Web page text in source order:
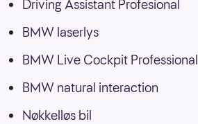
Driving Assistant Profesional
BMW laserlys
BMW Live Cockpit Professional
BMW natural interaction
Nøkkelløs bil